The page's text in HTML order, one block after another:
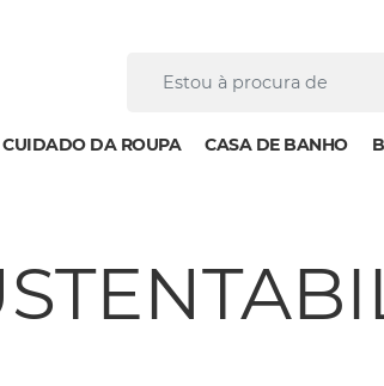
CUIDADO DA ROUPA CASA DE BANHO